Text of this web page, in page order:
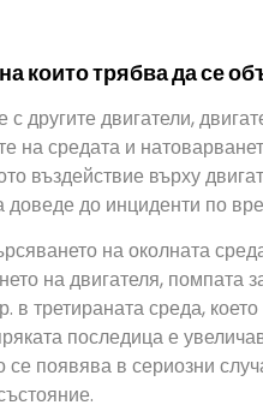
които трябва да се
с другите двигатели,
на средата и
въздействие върху
доведе до инциденти по
на околната
на двигателя, помпата
в третираната среда,
последица е
се появява в сериозни